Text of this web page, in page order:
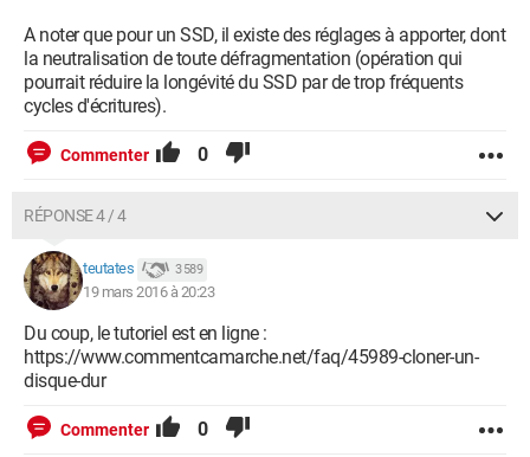
A noter que pour un SSD, il existe des réglages à apporter, dont
la neutralisation de toute défragmentation (opération qui
pourrait réduire la longévité du SSD par de trop fréquents
cycles d'écritures).
Commenter 0
RÉPONSE 4 / 4
teutates 3 589
19 mars 2016 à 20:23
Du coup, le tutoriel est en ligne :
https://www.commentcamarche.net/faq/45989-cloner-un-
disque-dur
Commenter 0